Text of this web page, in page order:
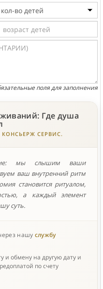
поля для заполнения
Где душа
СЕРВИС.
мы слышим ваши
ваш внутренний ритм
становится ритуалом,
а каждый элемент
суть.
нашу службу
и обмену на другую дату и
по счету